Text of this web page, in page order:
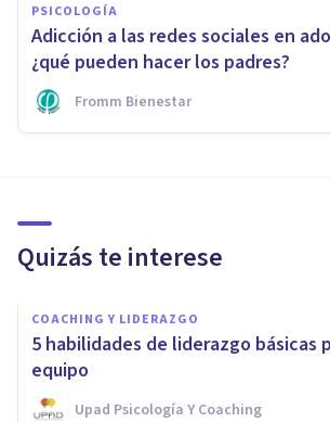
PSICOLOGÍA
Adicción a las redes sociales en
¿qué pueden hacer los padres?
Fromm Bienestar
Quizás te interese
COACHING Y LIDERAZGO
5 habilidades de liderazgo básicas
equipo
Upad Psicología Y Coaching